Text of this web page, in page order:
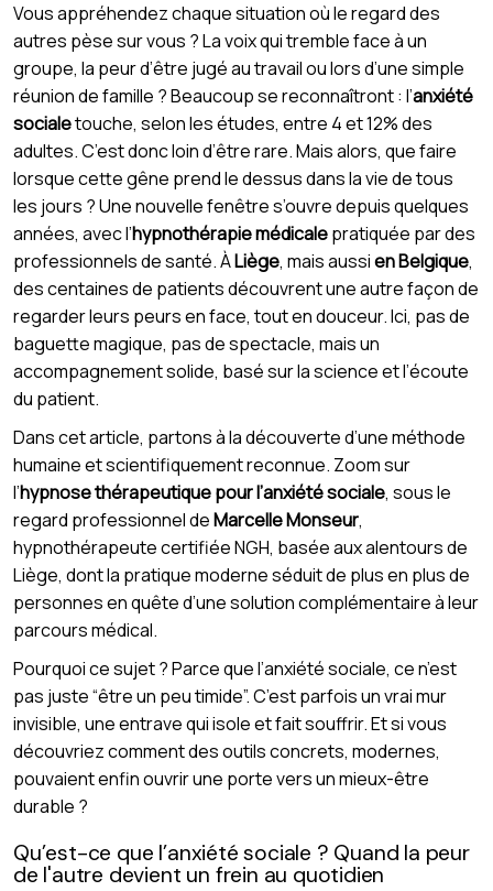
Vous appréhendez chaque situation où le regard des
autres pèse sur vous ? La voix qui tremble face à un
groupe, la peur d’être jugé au travail ou lors d’une simple
réunion de famille ? Beaucoup se reconnaîtront : l’anxiété
socialetouche, selon les études, entre 4 et 12% des
adultes. C’est donc loin d’être rare. Mais alors, que faire
lorsque cette gêne prend le dessus dans la vie de tous
les jours ? Une nouvelle fenêtre s’ouvre depuis quelques
années, avec l’hypnothérapie médicalepratiquée par des
professionnels de santé. ÀLiège, mais aussien Belgique,
des centaines de patients découvrent une autre façon de
regarder leurs peurs en face, tout en douceur. Ici, pas de
baguette magique, pas de spectacle, mais un
accompagnement solide, basé sur la science et l’écoute
du patient.
Dans cet article, partons à la découverte d’une méthode
humaine et scientifiquement reconnue. Zoom sur
l’hypnose thérapeutique pour l’anxiété sociale, sous le
regard professionnel deMarcelle Monseur,
hypnothérapeute certifiée NGH, basée aux alentours de
Liège, dont la pratique moderne séduit de plus en plus de
personnes en quête d’une solution complémentaire à leur
parcours médical.
Pourquoi ce sujet ? Parce que l’anxiété sociale, ce n’est
pas juste “être un peu timide”. C’est parfois un vrai mur
invisible, une entrave qui isole et fait souffrir. Et si vous
découvriez comment des outils concrets, modernes,
pouvaient enfin ouvrir une porte vers un mieux-être
durable ?
Qu’est-ce que l’anxiété sociale ? Quand la peur
de l'autre devient un frein au quotidien